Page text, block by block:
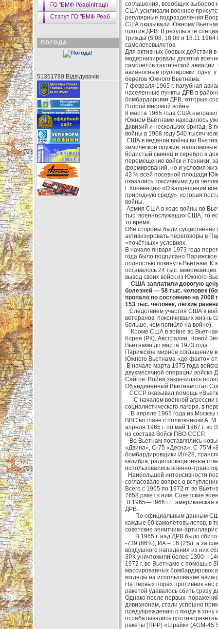
ГО "БМФ Реабілітації
Статут ГО "БМФ Реаб
ПОГОДА
51351780 Відвідувачів
соглашения, всеобщих выборов
США усиливали военное
регулярные подразделения
США оказывали Южному
против ДРВ. В результате
трижды (5.08, 18.08 и
самолетовылетов.
Для активных боевых действий
модернизировали десятки
самолетов тактической
авианосные группировки: одну
берегов Южного Вьетнама.
7 февраля 1965 г. палубная
населенные пункты ДРВ в
бомбардировки ДРВ, которые
Второй мировой войны.
8 марта 1965 года США
Южном Вьетнаме находилось
дивизий и нескольких бригад. В
войны в 1968 году 540 тысяч
США в ведении войны во
химическое оружие,
йодистый свинец и серебро в
перемещение войск и техники,
формирований, но и условия
43 % всей посевной площади
оказались токсичными для
г. Конвенцию «О запрещении
природную среду», которая
войны.
Армия США в ходе войны во
тыс. военнослужащих США, то
то время.
Обе стороны были существенно
активизировать переговоры в
«почётных» условиях.
В начале января 1973 года
года было подписано
полностью покинуть Вьетнам. К
оставалось 24 тыс.
вывод своих войск из Южного
США заплатили дорогую цену
болезней — 58 тыс. человек
пропало по состоянию на 2008
153 тыс. человек, лёгкие
Следствием участия США в
ветеранов, покончивших жизнь
больше, чем погибло на войне).
Кроме США в войне во
Корея (РК), Австралии, Новой
Вьетнама до марта 1973 года.
Парижское мирное соглашение
Южного Вьетнама «де-факто»
В начале марта 1975 года
двухмесячной операции
Сайгон. Война закончилась
Объединенный Вьетнам стал
СССР оказывал помощь
С началом военной агрессии
социалистического лагеря, в
В апреле 1965 года из Москвы
ВВС во главе с полковником A.
апреля 1965 г. по май 1967 г.
из состава Войск ПВО СССР.
Во Вьетнам поставлялись
«Двина», С-75 «Десна», С-75М
бомбардировщики Ил-28,
калибра, радиолокационные
использовались военно-
Наибольшей интенсивности
согласовало вопрос о
Всего с 1965 по 1972 гг. во
7658 ракет к ним. Советские
В 1965—1966 г.г.,
ДРВ.
По официальным данным США,
каждые 60 самолётовылетов, в
советские зенитчики-
В 1965 г. над ДРВ было сбито
-739 (86%), ИА – 16 (2%), а за
воздушного нападения из них
ЗРК уничтожили более 1300 –
1972 г. во Вьетнаме с помощью
массированных бомбардировок
взгляды на использование
На первых порах противник нёс
ракетой удавалось сбить
Однако после первых
дивизионам, стали успешно
предупреждению о входе в зону
отрабатывались
ракеты (ПРР) «Шрайк» (AGM-45